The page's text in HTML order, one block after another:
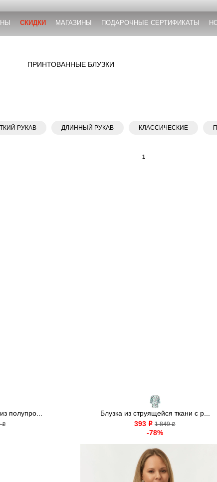
СКИДКИ МАГАЗИНЫ ПОДАРОЧНЫЕ СЕРТИФИКАТЫ
ПРИНТОВАННЫЕ БЛУЗКИ
РУКАВ ДЛИННЫЙ РУКАВ КЛАССИЧЕСКИЕ
1
полупро...
o
Блузка из струящейся ткани с р...
393 o 1 849o
-78%